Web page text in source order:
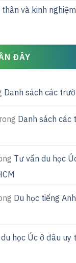
và kinh
ĐÂY
Danh sách các
Danh sách các
Tư vấn du học
Du học tiếng
học Úc ở đâu uy